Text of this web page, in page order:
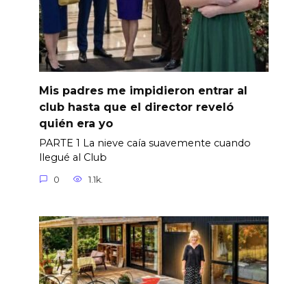
Mis padres me impidieron entrar al
club hasta que el director reveló
quién era yo
PARTE 1 La nieve caía suavemente cuando
llegué al Club
0 1.1k.